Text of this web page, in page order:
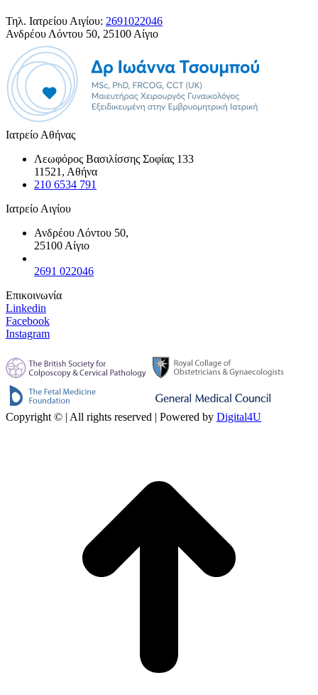
Τηλ. Ιατρείου Αιγίου: 2691022046
Ανδρέου Λόντου 50, 25100 Αίγιο
Ιατρείο Αθήνας
Λεωφόρος Βασιλίσσης Σοφίας 133
11521, Αθήνα
210 6534 791
Ιατρείο Αιγίου
Ανδρέου Λόντου 50,
25100 Αίγιο
2691 022046
Επικοινωνία
Linkedin
Facebook
Instagram
Copyright © | All rights reserved | Powered by Digital4U